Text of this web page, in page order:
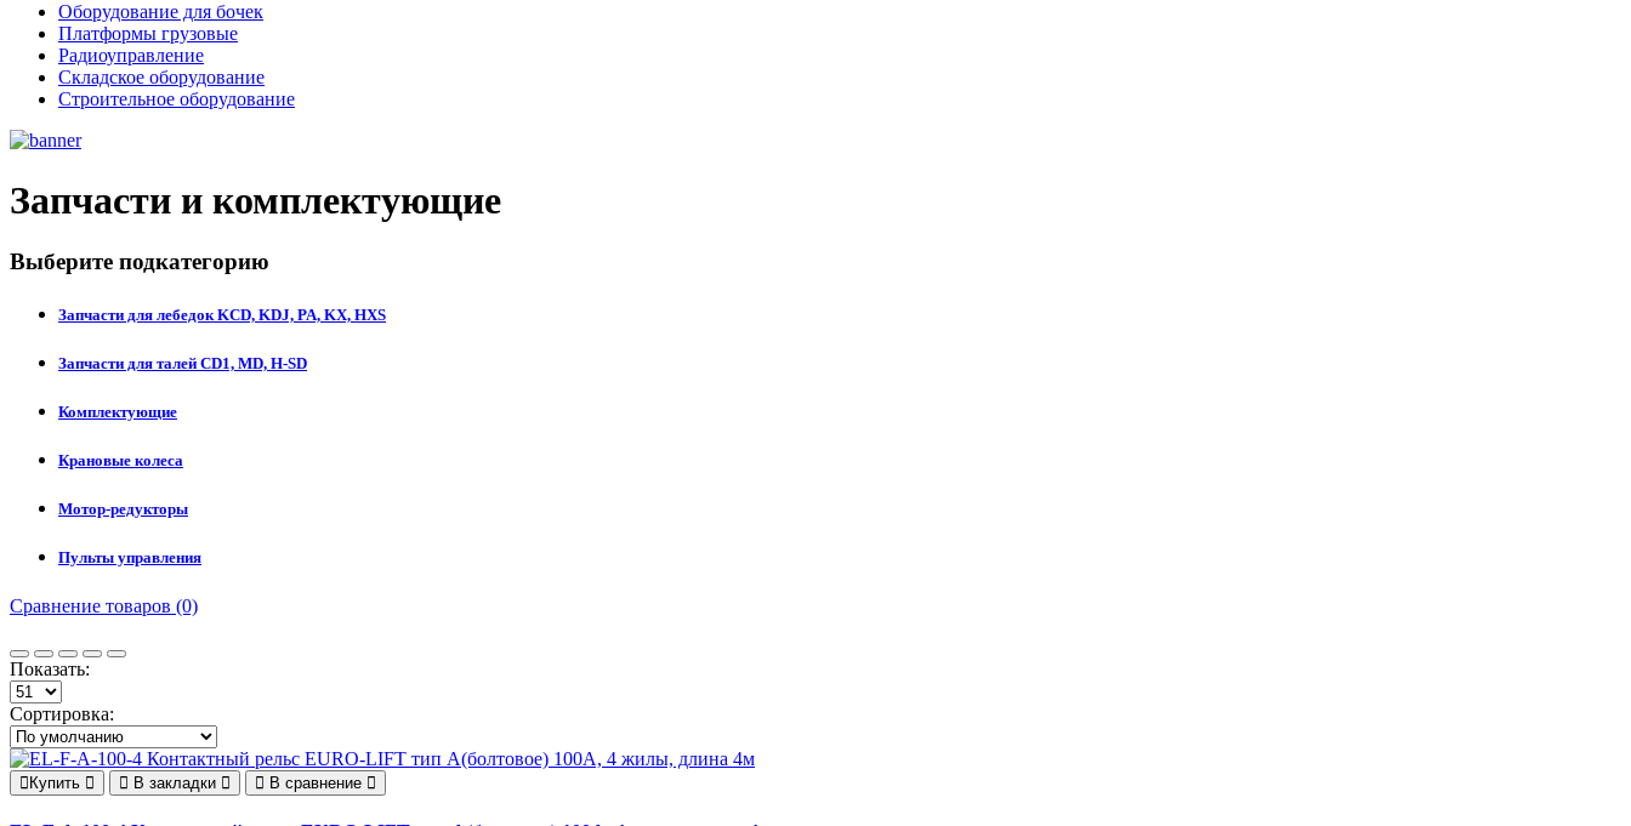
Оборудование для бочек
Платформы грузовые
Радиоуправление
Складское оборудование
Строительное оборудование
Запчасти и комплектующие
Выберите подкатегорию
Запчасти для лебедок KCD, KDJ, PA, KX, HXS
Запчасти для талей CD1, MD, H-SD
Комплектующие
Крановые колеса
Мотор-редукторы
Пульты управления
Сравнение товаров (0)
Показать:
Сортировка:
Купить В закладки В сравнение